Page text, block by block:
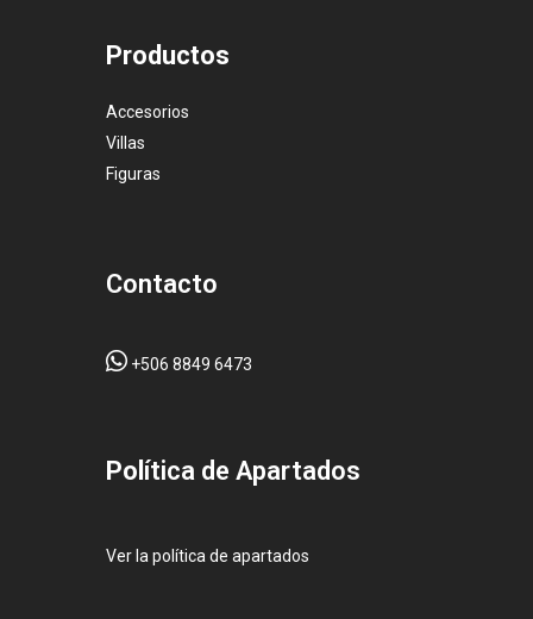
Productos
Accesorios
Villas
Figuras
Contacto
+506 8849 6473
Pol ítica de Apartados
Ver la política de apartados